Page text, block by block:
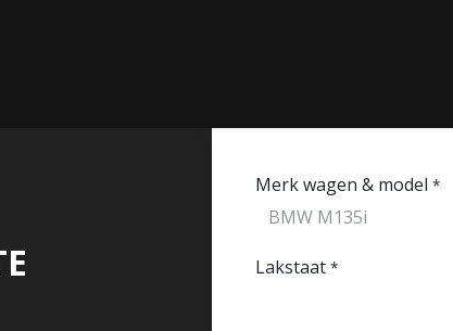
COATING / LAKCORRECTIE
Merk wagen & model *
Lakstaat *